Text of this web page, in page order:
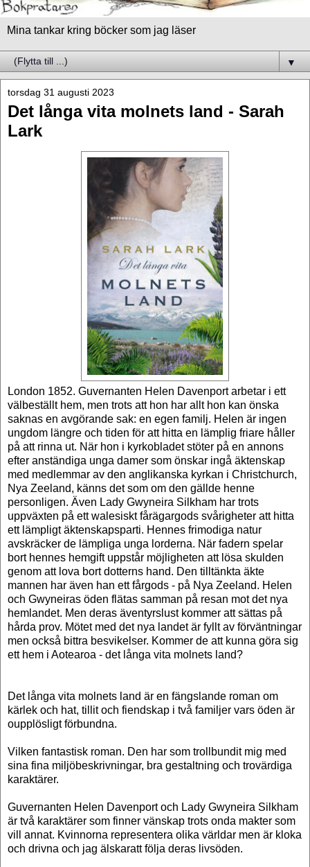
Mina tankar kring böcker som jag läser
▼
torsdag 31 augusti 2023
Det långa vita molnets land - Sarah
Lark
London 1852. Guvernanten Helen Davenport arbetar i ett
välbeställt hem, men trots att hon har allt hon kan önska
saknas en avgörande sak: en egen familj. Helen är ingen
ungdom längre och tiden för att hitta en lämplig friare håller
på att rinna ut. När hon i kyrkobladet stöter på en annons
efter anständiga unga damer som önskar ingå äktenskap
med medlemmar av den anglikanska kyrkan i Christchurch,
Nya Zeeland, känns det som om den gällde henne
personligen. Även Lady Gwyneira Silkham har trots
uppväxten på ett walesiskt fårägargods svårigheter att hitta
ett lämpligt äktenskapsparti. Hennes frimodiga natur
avskräcker de lämpliga unga lorderna. När fadern spelar
bort hennes hemgift uppstår möjligheten att lösa skulden
genom att lova bort dotterns hand. Den tilltänkta äkte
mannen har även han ett fårgods - på Nya Zeeland. Helen
och Gwyneiras öden flätas samman på resan mot det nya
hemlandet. Men deras äventyrslust kommer att sättas på
hårda prov. Mötet med det nya landet är fyllt av förväntningar
men också bittra besvikelser. Kommer de att kunna göra sig
ett hem i Aotearoa - det långa vita molnets land?
Det långa vita molnets land är en fängslande roman om
kärlek och hat, tillit och fiendskap i två familjer vars öden är
oupplösligt förbundna.
Vilken fantastisk roman. Den har som trollbundit mig med
sina fina miljöbeskrivningar, bra gestaltning och trovärdiga
karaktärer.
Guvernanten Helen Davenport och Lady Gwyneira Silkham
är två karaktärer som finner vänskap trots onda makter som
vill annat. Kvinnorna representera olika världar men är kloka
och drivna och jag älskaratt följa deras livsöden.